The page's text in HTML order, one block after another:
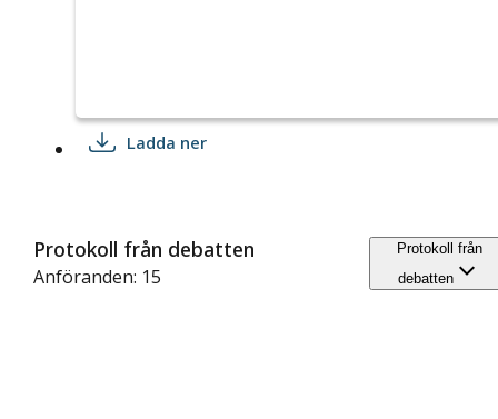
Ladda ner
Protokoll från debatten
Anföranden: 15
Protokoll från
debatten